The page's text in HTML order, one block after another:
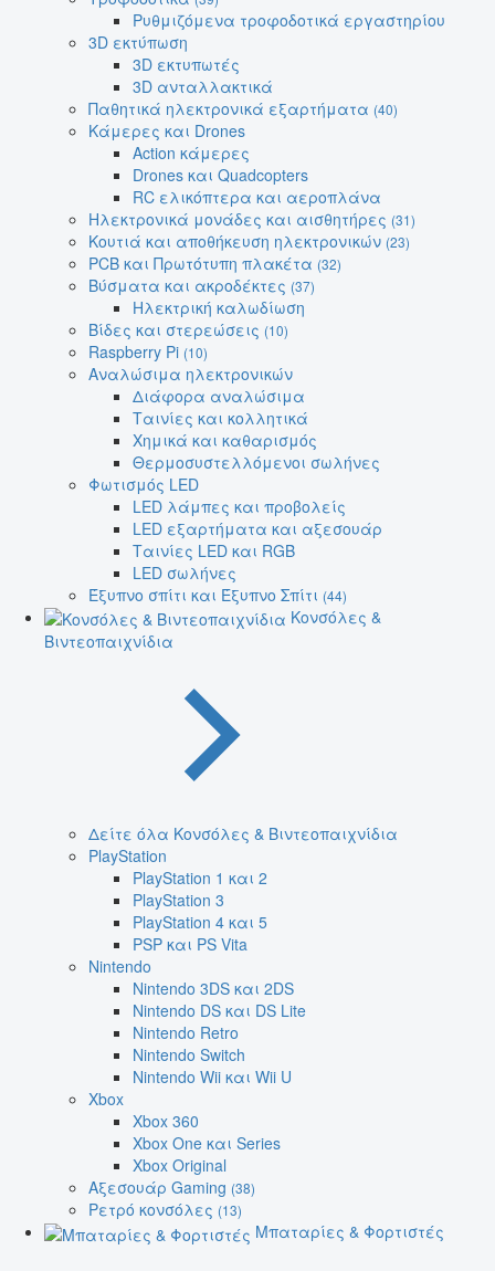
Ρυθμιζόμενα τροφοδοτικά εργαστηρίου
3D εκτύπωση
3D εκτυπωτές
3D ανταλλακτικά
Παθητικά ηλεκτρονικά εξαρτήματα (40)
Κάμερες και Drones
Action κάμερες
Drones και Quadcopters
RC ελικόπτερα και αεροπλάνα
Ηλεκτρονικά μονάδες και αισθητήρες (31)
Κουτιά και αποθήκευση ηλεκτρονικών (23)
PCB και Πρωτότυπη πλακέτα (32)
Βύσματα και ακροδέκτες (37)
Ηλεκτρική καλωδίωση
Βίδες και στερεώσεις (10)
Raspberry Pi (10)
Αναλώσιμα ηλεκτρονικών
Διάφορα αναλώσιμα
Ταινίες και κολλητικά
Χημικά και καθαρισμός
Θερμοσυστελλόμενοι σωλήνες
Φωτισμός LED
LED λάμπες και προβολείς
LED εξαρτήματα και αξεσουάρ
Ταινίες LED και RGB
LED σωλήνες
Έξυπνο σπίτι και Έξυπνο Σπίτι (44)
Κονσόλες &
Βιντεοπαιχνίδια
Δείτε όλα Κονσόλες & Βιντεοπαιχνίδια
PlayStation
PlayStation 1 και 2
PlayStation 3
PlayStation 4 και 5
PSP και PS Vita
Nintendo
Nintendo 3DS και 2DS
Nintendo DS και DS Lite
Nintendo Retro
Nintendo Switch
Nintendo Wii και Wii U
Xbox
Xbox 360
Xbox One και Series
Xbox Original
Αξεσουάρ Gaming (38)
Ρετρό κονσόλες (13)
Μπαταρίες & Φορτιστές